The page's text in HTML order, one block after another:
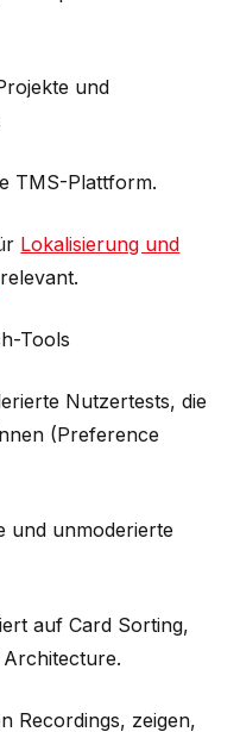
und
TMS-Plattform.
Lokalisierung und
relevant.
Tools
Nutzertests, die
(Preference
und unmoderierte
auf Card Sorting,
Recordings, zeigen,